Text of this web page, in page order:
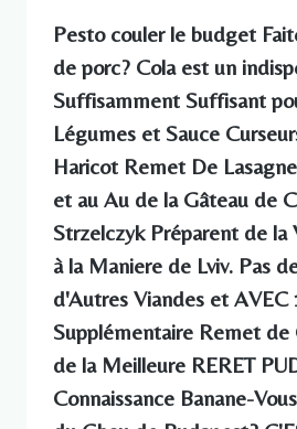
Pesto couler le budget
de porc? Cola est un
Suffisamment Suffisant
Légumes et Sauce
Haricot Remet De
et au Au de la Gâteau de
Strzelczyk Préparent de la
à la Maniere de Lviv. Pas
d'Autres Viandes et AVEC
Supplémentaire Remet de
de la Meilleure RERET
Connaissance Banane-